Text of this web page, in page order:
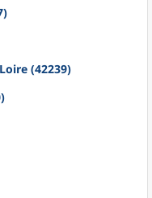
(42239)